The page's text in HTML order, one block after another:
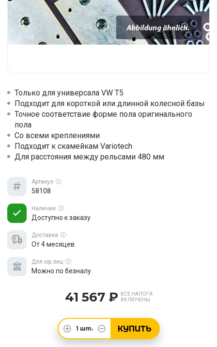
Только для универсала VW T5
Подходит для короткой или длинной колесной базы
Точное соответствие форме пола оригинального
пола
Со всеми креплениями
Подходит к скамейкам Variotech
Для расстояния между рельсами 480 мм
Артикул
58108
Наличие
Доступно к заказу
Доставка
От 4 месяцев
Для юр.лиц
Можно по безналу
41 567 ₽
ВСЕ НАЛОГИ
ВКЛЮЧЕНЫ
1 шт. КУПИТЬ